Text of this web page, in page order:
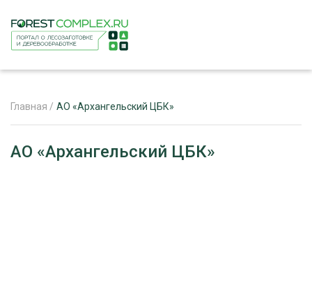
ЖУРНАЛ «ЛЕСНОЙ КОМПЛЕКС»
Главная / АО «Архангельский ЦБК»
АО «Архангельский ЦБК»